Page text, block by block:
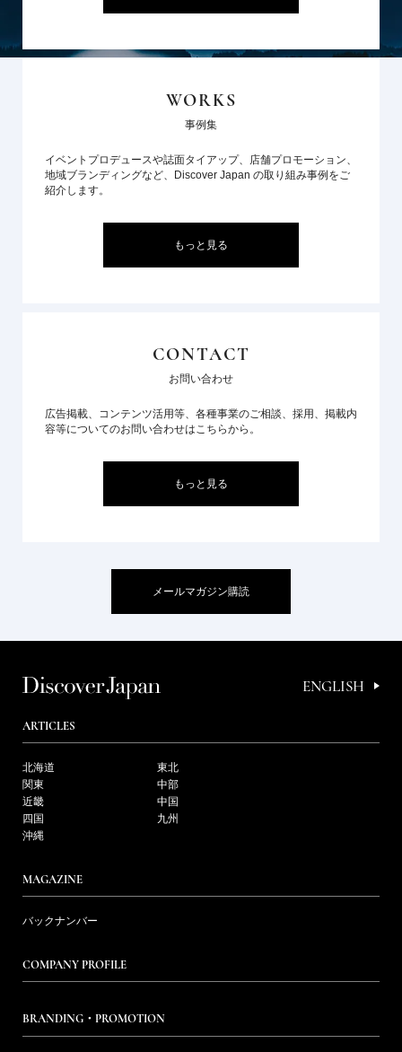
WORKS
事例集
イベントプロデュースや誌面タイアップ、店舗プロモーション、
地域ブランディングなど、Discover Japan の取り組み事例をご
紹介します。
もっと見る
CONTACT
お問い合わせ
広告掲載、コンテンツ活用等、各種事業のご相談、採用、掲載内
容等についてのお問い合わせはこちらから。
もっと見る
メールマガジン購読
ENGLISH
ARTICLES
北海道
東北
関東
中部
近畿
中国
四国
九州
沖縄
MAGAZINE
バックナンバー
COMPANY PROFILE
BRANDING・PROMOTION